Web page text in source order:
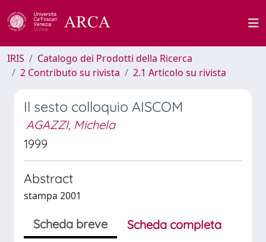
IRIS
Catalogo dei Prodotti della Ricerca
2 Contributo su rivista
2.1 Articolo su rivista
Il sesto colloquio AISCOM
AGAZZI, Michela
1999
Abstract
stampa 2001
Scheda breve
Scheda completa